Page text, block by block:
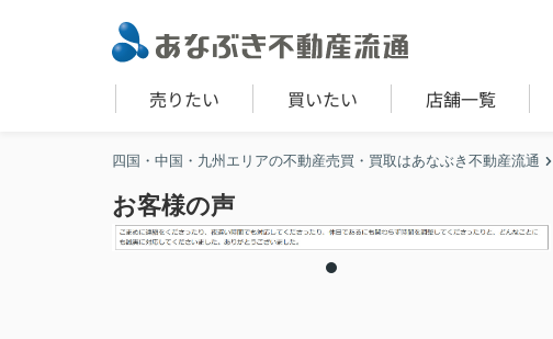
売りたい 買いたい 店舗一覧
四国・中国・九州エリアの不動産売買・買取はあなぶき不動産流通
お客様の声